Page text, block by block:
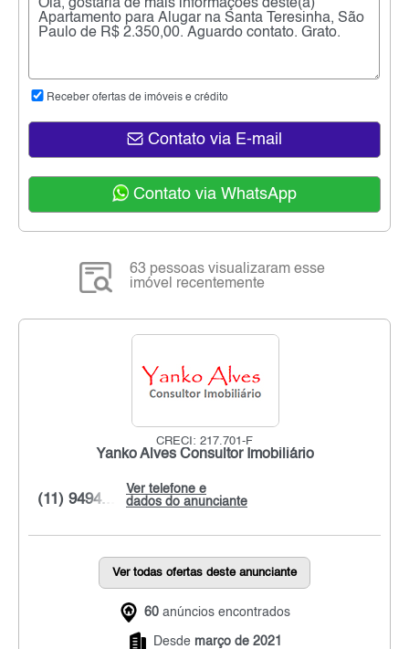
Receber ofertas de imóveis e crédito
Contato via E-mail
Contato via WhatsApp
63 pessoas visualizaram esse
imóvel recentemente
CRECI: 217.701-F
Yanko Alves Consultor Imobiliário
Ver telefone e
dados do anunciante
(11) 9494...
Ver todas ofertas deste anunciante
60 anúncios encontrados
Desde março de 2021